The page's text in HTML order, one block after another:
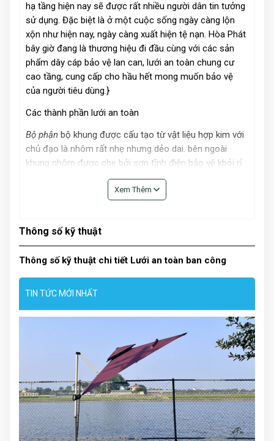
hạ tầng hiện nay sẽ được rất nhiều người dân tin tưởng
sử dụng. Đặc biệt là ở một cuộc sống ngày càng lộn
xộn như hiện nay, ngày càng xuất hiện tệ nạn. Hòa Phát
bây giờ đang là thương hiệu đi đầu cùng với các sản
phẩm dây cáp bảo vệ lan can, lưới an toàn chung cư
cao tầng, cung cấp cho hầu hết mong muốn bảo vệ
của người tiêu dùng.}
Các thành phần lưới an toàn
Bộ phận bộ khung được cấu tạo từ vật liệu hợp kim với
chủ đạo là nhôm rất nhẹ nhưng dẻo dai. bên ngoài
khung nhôm được che bởi sơn tĩnh điện bảo vệ khỏi rỉ
sét rất tốt. Thanh nhôm chứa các lỗ khoét bulong mục
đích cố định những sợi cáp an toàn khi đưa vào dùng.
năng sửa chữa khi gặp phải vấn đề. Bởi vậy, thương
hiệu lưới an toàn của Hòa Phát vô cùng tiện lợi và được
lòng rất nhiều khách hàng, được ứng dụng trong rất
nhiều các công trình
Xem Thêm
Thông số kỹ thuật
Thông số kỹ thuật chi tiết Lưới an toàn ban công
TIN TỨC MỚI NHẤT